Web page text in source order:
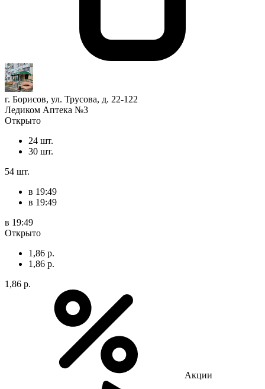
г. Борисов, ул. Трусова, д. 22-122
Ледиком Аптека №3
Открыто
24 шт.
30 шт.
54 шт.
в 19:49
в 19:49
в 19:49
Открыто
1,86 р.
1,86 р.
1,86 р.
Акции